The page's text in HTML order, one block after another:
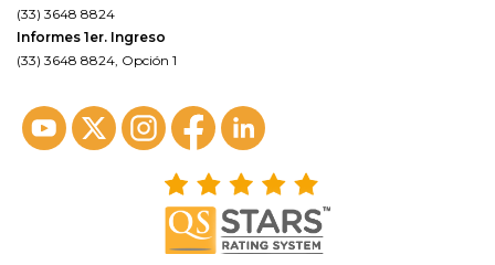
(33) 3648 8824
Informes 1er. Ingreso
(33) 3648 8824, Opción 1